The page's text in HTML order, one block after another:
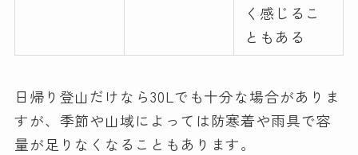
く感じるこ
ともある
日帰り登山だけなら30Lでも十分な場合がありま
すが、季節や山域によっては防寒着や雨具で容
量が足りなくなることもあります。